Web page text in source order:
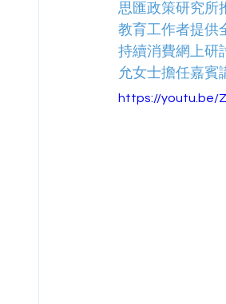
思匯政策研究所
教育工作者提供
持續消費網上研
允女士擔任嘉賓
https://youtu.be/